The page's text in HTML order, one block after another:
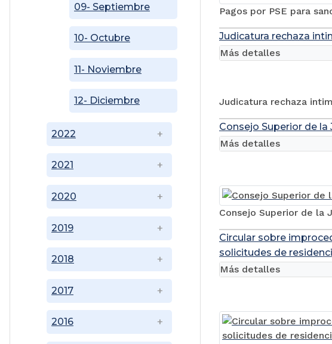
2016
2017
2018
2019
2020
2021
2022
09- Septiembre
10- Octubre
11- Noviembre
12- Diciembre
Pagos por PSE para
Judicatura rechaza
Judicatura rechaza
Más detalles
Consejo Superior de
Consejo Superior de la
Más detalles
Circular sobre
solicitudes de
Más detalles